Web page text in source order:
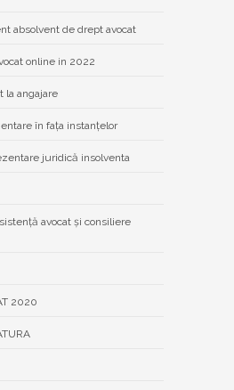
absolvent de drept avocat
online in 2022
la angajare
în fața instanțelor
juridică insolventa
avocat şi consiliere
2020